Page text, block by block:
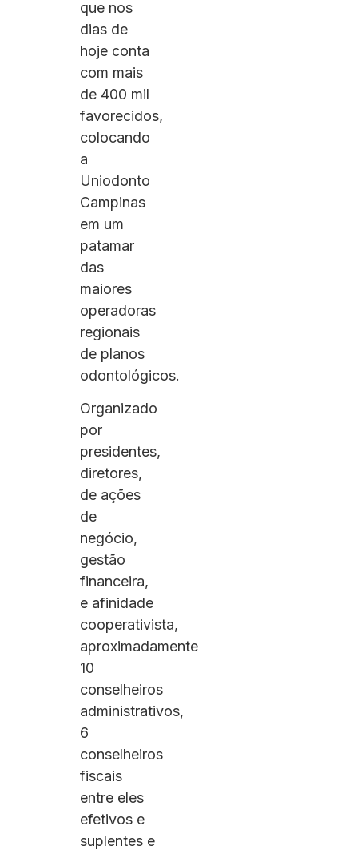
que nos
dias de
hoje conta
com mais
de 400 mil
favorecidos,
colocando
a
Uniodonto
Campinas
em um
patamar
das
maiores
operadoras
regionais
de planos
odontológicos.
Organizado
por
presidentes,
diretores,
de ações
de
negócio,
gestão
financeira,
e afinidade
cooperativista,
aproximadamente
10
conselheiros
administrativos,
6
conselheiros
fiscais
entre eles
efetivos e
suplentes e